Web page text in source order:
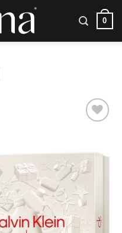
0
lista de
deseos